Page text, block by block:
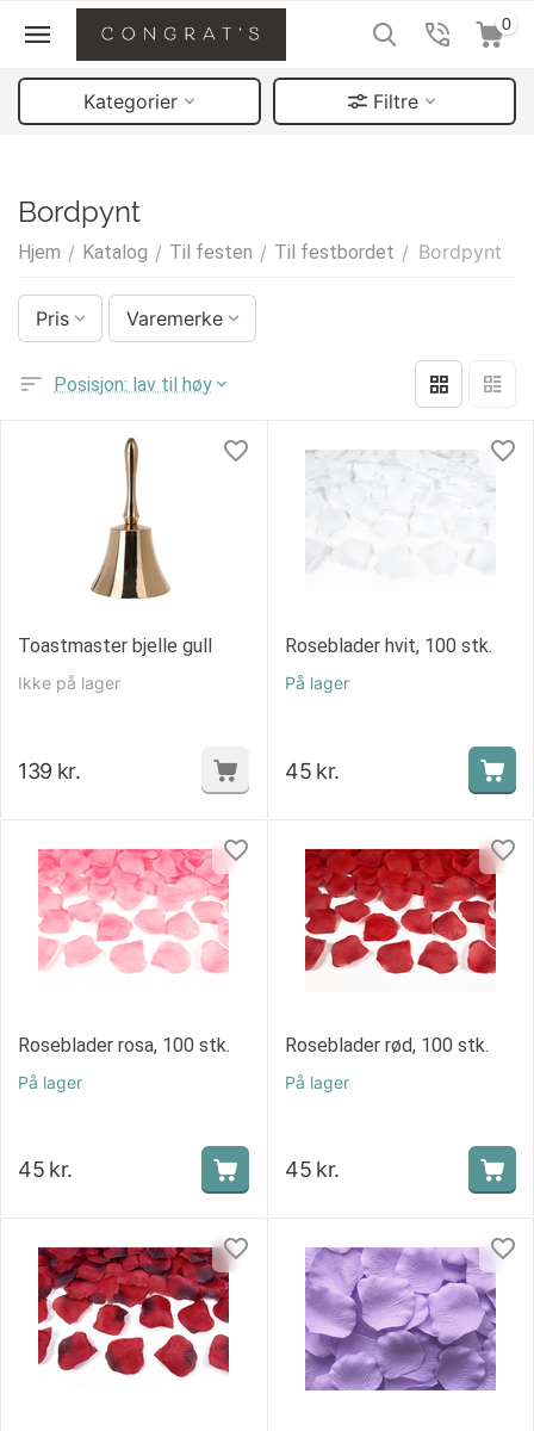
0
Kategorier Filtre
Bordpynt
Hjem / Katalog / Til festen / Til festbordet / Bordpynt
Pris Varemerke
Posisjon: lav til høy
Toastmaster bjelle gull
Ikke på lager
139 kr.
Roseblader hvit, 100 stk.
På lager
45 kr.
Roseblader rosa, 100 stk.
På lager
45 kr.
Roseblader rød, 100 stk.
På lager
45 kr.